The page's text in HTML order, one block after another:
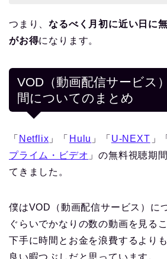
つまり、なるべく月初に近い日に
がお得になります。
VOD（動画配信サービス
間についてのまとめ
「 Netflix 」「 Hulu 」「 U-NEXT 」
プライム・ビデオ 」の無料視聴期
てきました。
僕はVOD（動画配信サービス）に
ぐらいでかなりの数の動画を見る
下手に時間とお金を浪費するより